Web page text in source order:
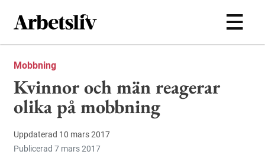
Hoppa till huvudinnehållet
Mobbning
Kvinnor och män reagerar
olika på mobbning
Uppdaterad 10 mars 2017
Publicerad 7 mars 2017